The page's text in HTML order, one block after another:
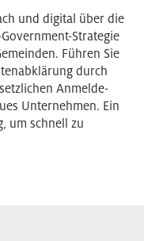
und digital über die
Strategie
Führen Sie
durch
Anmelde-
Unternehmen. Ein
um schnell zu